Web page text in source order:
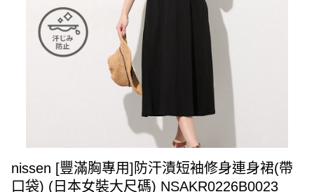
nissen [豐滿胸專用]防汗漬短袖修身連身裙(帶
口袋) (日本女裝大尺碼) NSAKR0226B0023